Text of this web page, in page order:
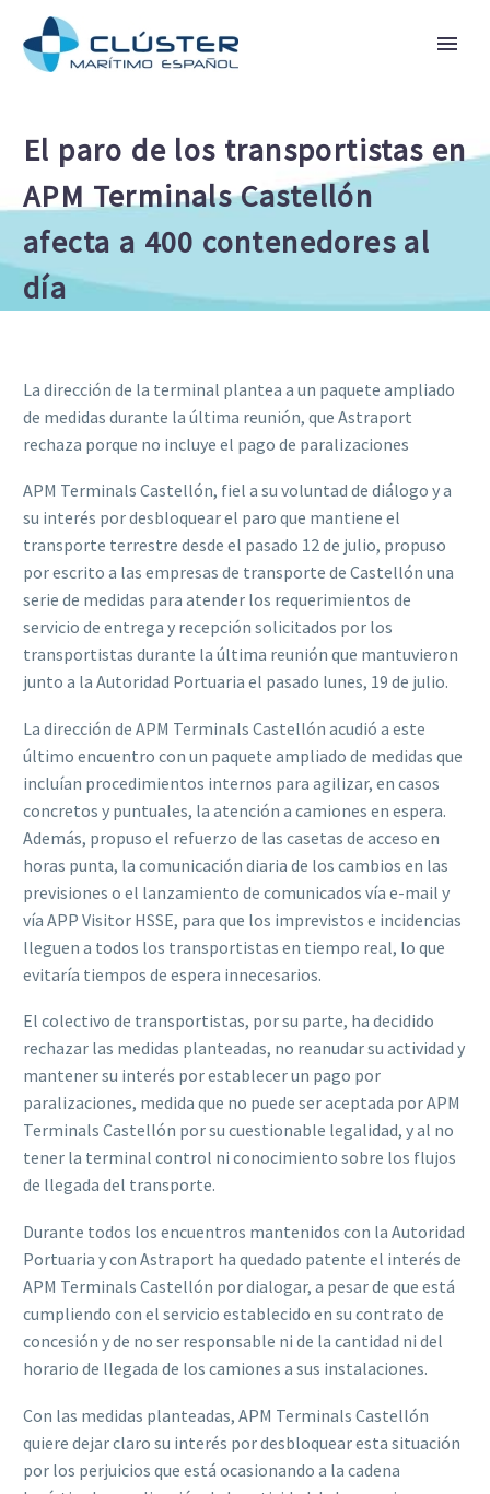
El paro de los transportistas en
APM Terminals Castellón
afecta a 400 contenedores al
día
La dirección de la terminal plantea a un paquete ampliado
de medidas durante la última reunión, que Astraport
rechaza porque no incluye el pago de paralizaciones
APM Terminals Castellón, fiel a su voluntad de diálogo y a
su interés por desbloquear el paro que mantiene el
transporte terrestre desde el pasado 12 de julio, propuso
por escrito a las empresas de transporte de Castellón una
serie de medidas para atender los requerimientos de
servicio de entrega y recepción solicitados por los
transportistas durante la última reunión que mantuvieron
junto a la Autoridad Portuaria el pasado lunes, 19 de julio.
La dirección de APM Terminals Castellón acudió a este
último encuentro con un paquete ampliado de medidas que
incluían procedimientos internos para agilizar, en casos
concretos y puntuales, la atención a camiones en espera.
Además, propuso el refuerzo de las casetas de acceso en
horas punta, la comunicación diaria de los cambios en las
previsiones o el lanzamiento de comunicados vía e-mail y
vía APP Visitor HSSE, para que los imprevistos e incidencias
lleguen a todos los transportistas en tiempo real, lo que
evitaría tiempos de espera innecesarios.
El colectivo de transportistas, por su parte, ha decidido
rechazar las medidas planteadas, no reanudar su actividad y
mantener su interés por establecer un pago por
paralizaciones, medida que no puede ser aceptada por APM
Terminals Castellón por su cuestionable legalidad, y al no
tener la terminal control ni conocimiento sobre los flujos
de llegada del transporte.
Durante todos los encuentros mantenidos con la Autoridad
Portuaria y con Astraport ha quedado patente el interés de
APM Terminals Castellón por dialogar, a pesar de que está
cumpliendo con el servicio establecido en su contrato de
concesión y de no ser responsable ni de la cantidad ni del
horario de llegada de los camiones a sus instalaciones.
Con las medidas planteadas, APM Terminals Castellón
quiere dejar claro su interés por desbloquear esta situación
por los perjuicios que está ocasionando a la cadena